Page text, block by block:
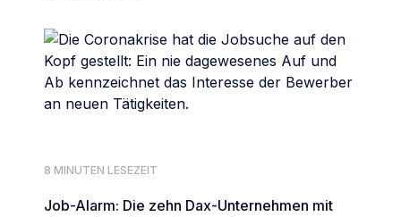
8 MINUTEN LESEZEIT
Job-Alarm: Die zehn Dax-Unternehmen mit